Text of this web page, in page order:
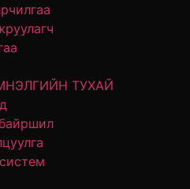
ТУХАЙ